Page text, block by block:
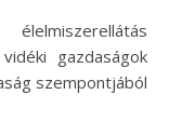
gazdaságok
szempontjából